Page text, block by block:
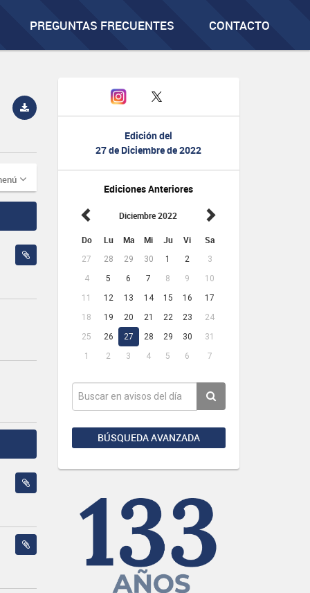
PREGUNTAS FRECUENTES CONTACTO
Edición del
27 de Diciembre de 2022
Ediciones Anteriores
Diciembre 2022
Do Lu Ma Mi Ju Vi Sa
27 28 29 30 1 2
3
4
5 6 7 8 9
10
11
12 13 14 15 16
17
18
19 20 21 22 23
24
25
26 27 28 29 30
31
1
2 3 4 5 6 7
BÚSQUEDA AVANZADA